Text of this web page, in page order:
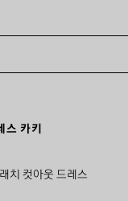
스 카키
치 컷아웃 드레스